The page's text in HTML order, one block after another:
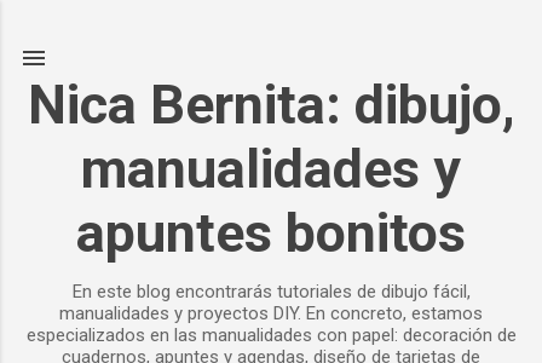
Nica Bernita: dibujo,
manualidades y
apuntes bonitos
En este blog encontrarás tutoriales de dibujo fácil,
manualidades y proyectos DIY. En concreto, estamos
especializados en las manualidades con papel: decoración de
cuadernos, apuntes y agendas, diseño de tarjetas de